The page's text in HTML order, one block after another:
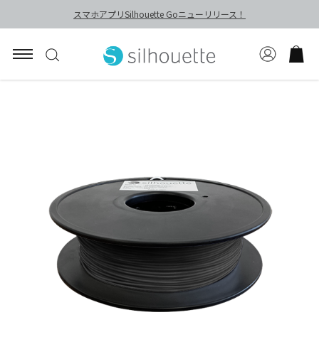
スマホアプリSilhouette Goニューリリース！